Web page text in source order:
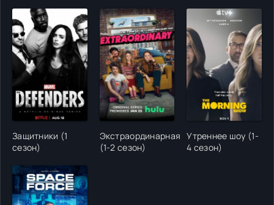
Защитники (1
сезон)
Экстраординарная
(1-2 сезон)
Утреннее шоу (1-
4 сезон)